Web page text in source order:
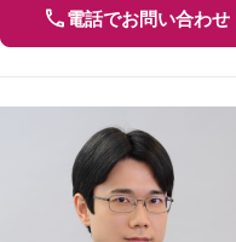
電話でお問い合わせ